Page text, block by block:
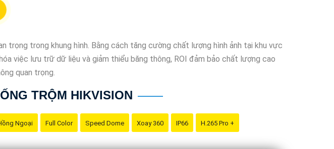
quá trình sử dụng.
Báo Động Chống Trộm nổi tiếng như Hikvision, Dahua, Bosch, Axis, Foscam
trọng trong khung hình. Bằng cách tăng cường chất lượng hình ảnh tại khu vực
việc lưu trữ dữ liệu và giảm thiểu băng thông, ROI đảm bảo chất lượng cao
quan trọng.
TRỘM HIKVISION
Ngoại Full Color Speed Dome Xoay 360 IP66 H.265 Pro +